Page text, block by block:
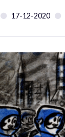
17-12-2020